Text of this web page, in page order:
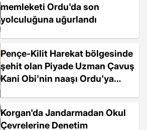
memleketi Ordu'da son
yolculuğuna uğurlandı
Pençe-Kilit Harekat bölgesinde
şehit olan Piyade Uzman Çavuş
Kani Obi'nin naaşı Ordu'ya
Korgan'da Jandarmadan Okul
Çevrelerine Denetim